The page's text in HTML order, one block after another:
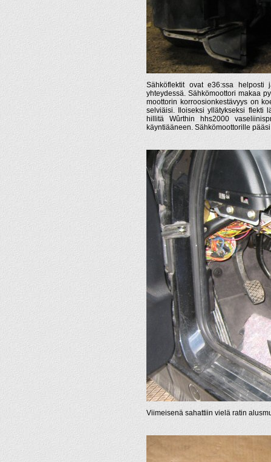
Sähköflektit ovat e36:ssa helposti
yhteydessä. Sähkömoottori makaa
moottorin korroosionkestävyys on
selviäisi. Iloiseksi yllätykseksi flekti
hillitä Wûrthin hhs2000
käyntiääneen. Sähkömoottorille
Viimeisenä sahattiin vielä ratin